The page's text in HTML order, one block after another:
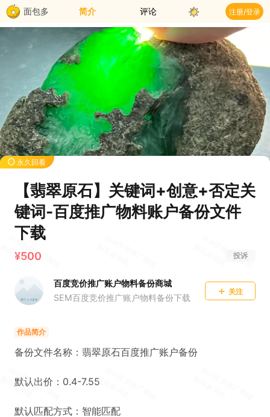
面包多 简介 评论 注册/登录
永久回看
【翡翠原石】关键词+创意+否定关
键词-百度推广物料账户备份文件
下载
¥500 投诉
百度竞价推广账户物料备份商城
SEM百度竞价推广账户物料备份下载
关注
作品简介
备份文件名称：翡翠原石百度推广账户备份
默认出价：0.4-7.55
默认匹配方式：智能匹配